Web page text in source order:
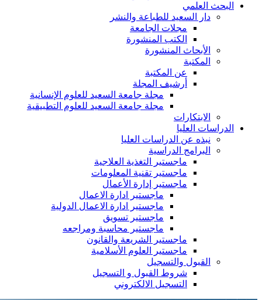
البحث العلمي
دار السعيد للطباعة والنشر
مجلات الجامعة
الكتب المنشورة
الأبحاث المنشورة
المكتبة
عن المكتبة
أرشيف المجلة
مجلة جامعة السعيد للعلوم الإنسانية
مجلة جامعة السعيد للعلوم التطبيقية
الابتكارات
الدراسات العليا
نبذه عن الدراسات العليا
البرامج الدراسية
ماجستير التغذية العلاجية
ماجستير تقنية المعلومات
ماجستير إدارة الأعمال
ماجستير ادارة الاعمال
ماجستير ادارة الاعمال الدولية
ماجستير تسويق
ماجستير محاسبة ومراجعه
ماجستير الشريعة والقانون
ماجستير العلوم الأسلامية
القبول والتسجيل
شروط القبول و التسجيل
التسجيل الالكتروني